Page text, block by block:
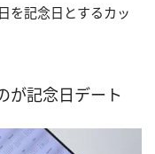
を記念日とするカッ
が記念日デート